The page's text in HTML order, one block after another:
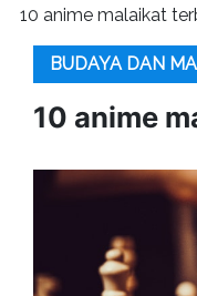
10 anime malaikat
BUDAYA DAN
10 anime